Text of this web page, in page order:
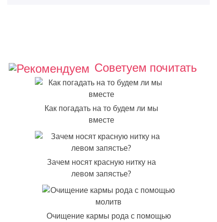
Советуем почитать
Как погадать на то будем ли мы
вместе
Зачем носят красную нитку на
левом запястье?
Очищение кармы рода с помощью